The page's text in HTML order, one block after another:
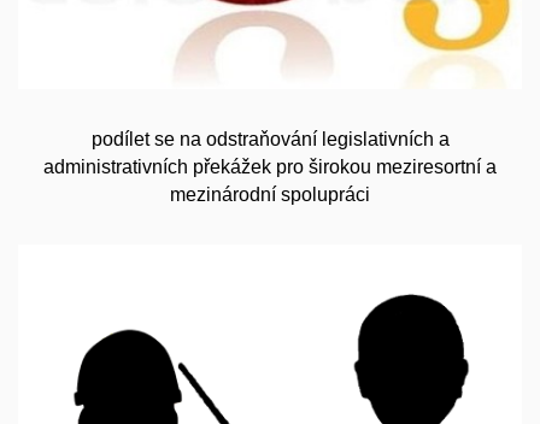
podíletse na odstraňování legislativních a
administrativních překážek pro širokou meziresortní a
mezinárodní spolupráci